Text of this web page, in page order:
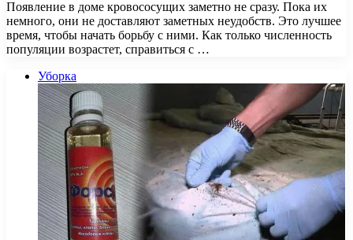
Появление в доме кровососущих заметно не сразу. Пока их
немного, они не доставляют заметных неудобств. Это лучшее
время, чтобы начать борьбу с ними. Как только численность
популяции возрастет, справиться с …
Уборка